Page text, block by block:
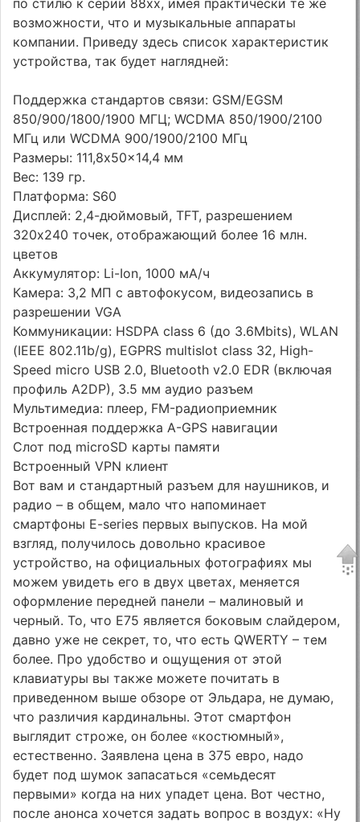
возможности, что и музыкальные аппараты
компании. Приведу здесь список характеристик
устройства, так будет наглядней:
Поддержка стандартов связи: GSM/EGSM
850/900/1800/1900 МГЦ; WCDMA 850/1900/2100
МГц или WCDMA 900/1900/2100 МГц
Размеры: 111,8x50x14,4 мм
Вес: 139 гр.
Платформа: S60
Дисплей: 2,4-дюймовый, TFT, разрешением
320x240 точек, отображающий более 16 млн.
цветов
Аккумулятор: Li-Ion, 1000 мА/ч
Камера: 3,2 МП с автофокусом, видеозапись в
разрешении VGA
Коммуникации: HSDPA class 6 (до 3.6Mbits), WLAN
(IEEE 802.11b/g), EGPRS multislot class 32, High-
Speed micro USB 2.0, Bluetooth v2.0 EDR (включая
профиль A2DP), 3.5 мм аудио разъем
Мультимедиа: плеер, FM-радиоприемник
Встроенная поддержка A-GPS навигации
Слот под microSD карты памяти
Встроенный VPN клиент
Вот вам и стандартный разъем для наушников, и
радио – в общем, мало что напоминает
смартфоны E-series первых выпусков. На мой
взгляд, получилось довольно красивое
устройство, на официальных фотографиях мы
можем увидеть его в двух цветах, меняется
оформление передней панели – малиновый и
черный. То, что E75 является боковым слайдером,
давно уже не секрет, то, что есть QWERTY – тем
более. Про удобство и ощущения от этой
клавиатуры вы также можете почитать в
приведенном выше обзоре от Эльдара, не думаю,
что различия кардинальны. Этот смартфон
выглядит строже, он более «костюмный»,
естественно. Заявлена цена в 375 евро, надо
будет под шумок запасаться «семьдесят
первыми» когда на них упадет цена. Вот честно,
после анонса хочется задать вопрос в воздух: «Ну